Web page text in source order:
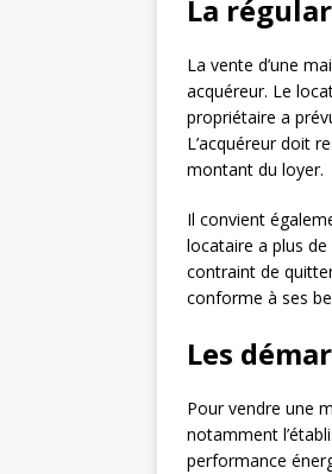
La
La vente d’une
acquéreur. Le
propriétaire a
L’acquéreur doit
montant du loyer.
Il convient
locataire a plus
contraint de
conforme à ses
Les
Pour vendre une
notamment
performance